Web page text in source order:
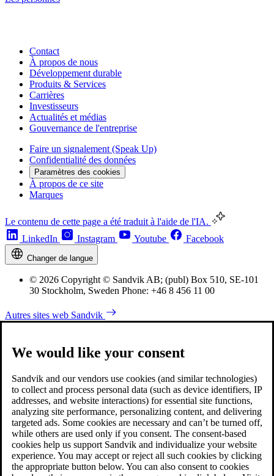
Contact
À propos de nous
Développement durable
Produits & Services
Carrières
Investisseurs
Actualités et médias
Gouvernance de l'entreprise
Faire un signalement (Speak Up)
Confidentialité des données
Paramètres des cookies
À propos de ce site
Marques
Le contenu de cette page a été traduit à l'aide de l'IA.
LinkedIn
Instagram Youtube Facebook
Changer de langue
© 2026 Copyright © Sandvik AB; (publ) Box 510, SE-101
30 Stockholm, Sweden Phone: +46 8 456 11 00
Autres sites web Sandvik
We would like your consent
Sandvik and our vendors use cookies (and similar technologies)
to collect and process personal data (such as device identifiers, IP
addresses, and website interactions) for essential site functions,
analyzing site performance, personalizing content, and delivering
targeted ads. Some cookies are necessary and can’t be turned off,
while others are used only if you consent. The consent-based
cookies help us support Sandvik and individualize your website
experience. You may accept or reject all such cookies by clicking
the appropriate button below. You can also consent to cookies